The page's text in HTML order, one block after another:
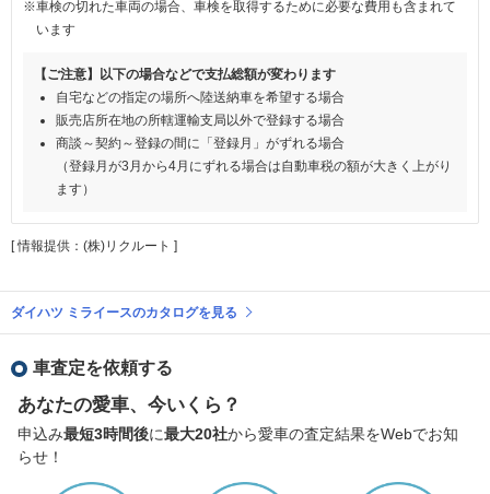
※車検の切れた車両の場合、車検を取得するために必要な費用も含まれて
います
【ご注意】以下の場合などで支払総額が変わります
自宅などの指定の場所へ陸送納車を希望する場合
販売店所在地の所轄運輸支局以外で登録する場合
商談～契約～登録の間に「登録月」がずれる場合
（登録月が3月から4月にずれる場合は自動車税の額が大きく上がり
ます）
[ 情報提供：(株)リクルート ]
ダイハツ ミライースのカタログを見る
車査定を依頼する
あなたの愛車、今いくら？
申込み最短3時間後に最大20社から愛車の査定結果をWebでお知
らせ！